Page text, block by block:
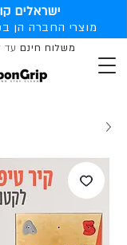
משלוח חינםעד
מוצרי החברה הן
ישראלים